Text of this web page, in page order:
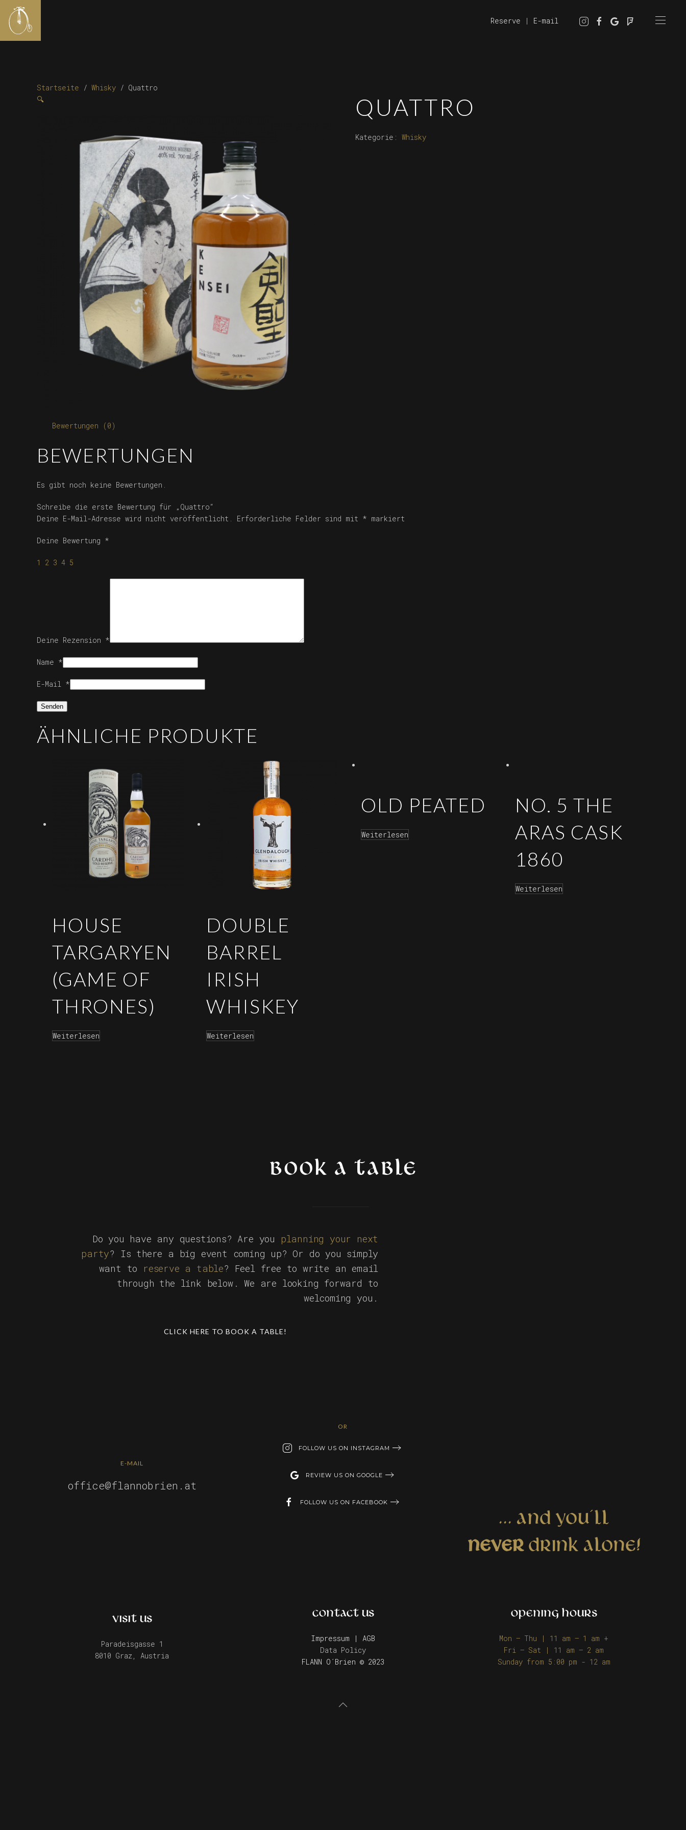
Reserve | E-mail
Startseite / Whisky / Quattro
🔍
QUATTRO
Kategorie: Whisky
Bewertungen (0)
BEWERTUNGEN
Es gibt noch keine Bewertungen.
Schreibe die erste Bewertung für „Quattro“
Deine E-Mail-Adresse wird nicht veröffentlicht.
Erforderliche Felder sind mit * markiert
Deine Bewertung *
1 2 3 4 5
Deine Rezension *
Name *
E-Mail *
ÄHNLICHE PRODUKTE
HOUSE
TARGARYEN
(GAME OF
THRONES)
Weiterlesen
DOUBLE
BARREL
IRISH
WHISKEY
Weiterlesen
OLD PEATED
Weiterlesen
NO. 5 THE
ARAS CASK
1860
Weiterlesen
BOOK A TABLE
Do you have any questions? Are you planning your next
party? Is there a big event coming up? Or do you simply
want to
reserve a table? Feel free to write an email
through the link below. We are looking forward to
welcoming you.
CLICK HERE TO BOOK A TABLE!
E-MAIL
office@flannobrien.at
OR
FOLLOW US ON INSTAGRAM
REVIEW US ON GOOGLE
FOLLOW US ON FACEBOOK
... AND YOU´LL
NEVERDRINK ALONE!
VISIT US
Paradeisgasse 1
8010 Graz, Austria
CONTACT US
Impressum | AGB
Data Policy
FLANN O´Brien © 2023
OPENING HOURS
Mon – Thu | 11 am – 1 am +
Fri – Sat | 11 am – 2 am
Sunday from 5:00 pm - 12 am